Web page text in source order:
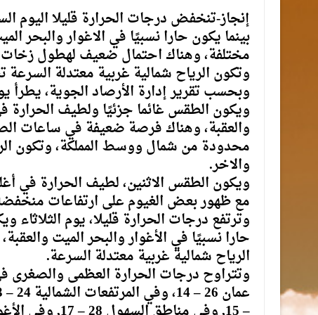
إنجاز-تنخفض درجات الحرارة قليلا اليوم
بينما يكون حارا نسبيًا في الاغوار والبحر
مختلفة، وهناك احتمال ضعيف لهطول
وتكون الرياح شمالية غربية معتدلة السرعة
وبحسب تقرير إدارة الأرصاد الجوية،
ويكون الطقس غائما جزئيًا ولطيف الحرارة
والعقبة، وهناك فرصة ضعيفة في ساعات
محدودة من شمال ووسط المملكة، وتكون
والاخر.
ويكون الطقس الاثنين، لطيف الحرارة في
مع ظهور بعض الغيوم على ارتفاعات
وترتفع درجات الحرارة قليلا، يوم
حارا نسبيًا في الأغوار والبحر الميت
الرياح شمالية غربية معتدلة السرعة.